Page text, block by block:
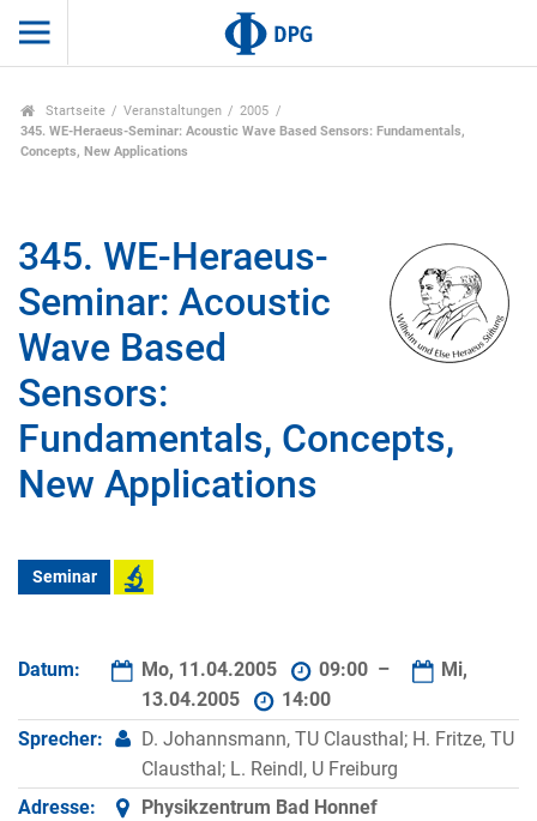
Startseite Veranstaltungen
2005
345. WE-Heraeus-Seminar: Acoustic Wave Based Sensors: Fundamentals,
Concepts, New Applications
345. WE-Heraeus-
Seminar: Acoustic
Wave Based
Sensors:
Fundamentals, Concepts,
New Applications
Seminar
Datum: Mo, 11.04.2005 09:00 –
Mi,
13.04.2005
14:00
Sprecher:
D. Johannsmann, TU Clausthal; H. Fritze, TU
Clausthal; L. Reindl, U Freiburg
Adresse:
Physikzentrum Bad Honnef